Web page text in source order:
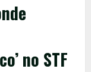
no STF